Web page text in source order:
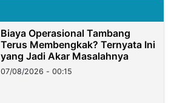
Biaya Operasional Tambang
Terus Membengkak? Ternyata Ini
yang Jadi Akar Masalahnya
07/08/2026 - 00:15